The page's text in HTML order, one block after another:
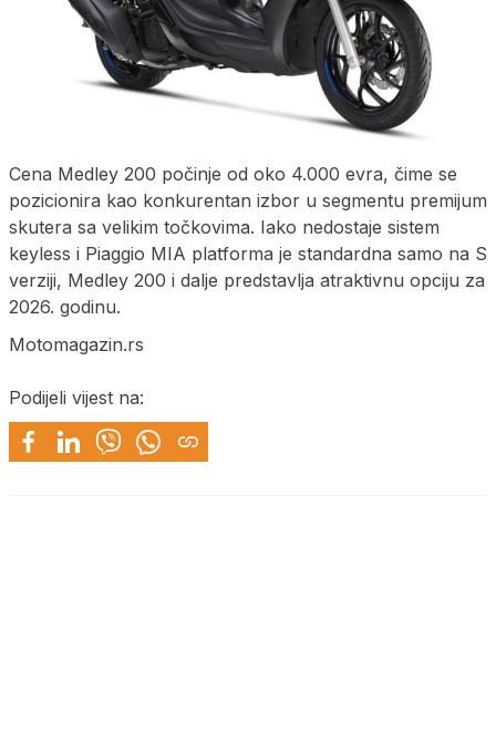
Cena Medley 200 počinje od oko 4.000 evra, čime se
pozicionira kao konkurentan izbor u segmentu premijum
skutera sa velikim točkovima. Iako nedostaje sistem
keyless i Piaggio MIA platforma je standardna samo na S
verziji, Medley 200 i dalje predstavlja atraktivnu opciju za
2026. godinu.
Motomagazin.rs
Podijeli vijest na: